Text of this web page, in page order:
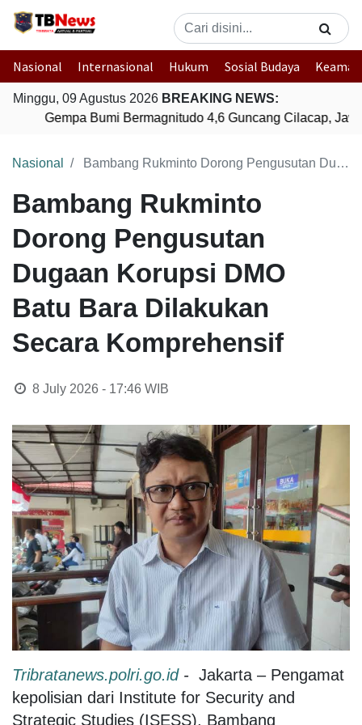
Nasional Internasional Hukum Sosial Budaya
Minggu, 09 Agustus 2026 BREAKING NEWS:
Gempa Bumi Bermagnitudo 4,6 Guncang Cilacap, Jawa
Nasional Bambang Rukminto Dorong Pengusutan Dugaan Korupsi DMO Batu Bara Dilakukan Secara Komprehensif
Bambang Rukminto
Dorong Pengusutan
Dugaan Korupsi DMO
Batu Bara Dilakukan
Secara Komprehensif
8 July 2026 - 17:46WIB
Tribratanews.polri.go.id- Jakarta – Pengamat
kepolisian dari Institute for Security and
Strategic Studies (ISESS), Bambang